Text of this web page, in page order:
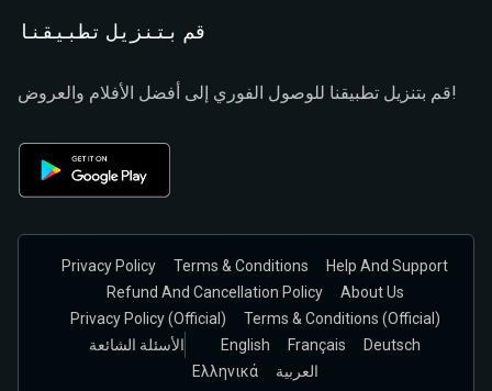
قم بتنزيل تطبيقنا
قم بتنزيل تطبيقنا للوصول الفوري إلى أفضل الأفلام والعروض!
Privacy Policy Terms & Conditions
Help And Support
Refund And Cancellation Policy
About Us
Privacy Policy (official)
Terms & Conditions (Official)
الأسئلة الشائعة
English Français
Deutsch
Ελληνικά
العربية